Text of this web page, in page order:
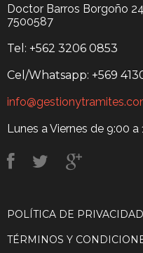
Doctor Barros Borgoño
7500587
Tel: +562 3206 0853
Cel/Whatsapp: +569
Lunes a Viernes de 9:00 a
POLÍTICA DE PRIVACIDAD
TÉRMINOS Y